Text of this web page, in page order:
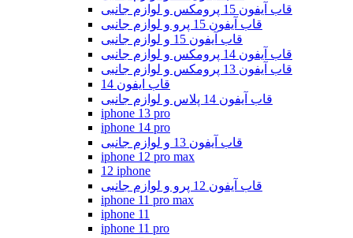
قاب آیفون 15 پرومکس و لوازم جانبی
قاب آیفون 15 پرو و لوازم جانبی
قاب آیفون 15 و لوازم جانبی
قاب آیفون 14 پرومکس و لوازم جانبی
قاب آیفون 13 پرومکس و لوازم جانبی
قاب ایفون 14
قاب آیفون 14 پلاس و لوازم جانبی
iphone 13 pro
iphone 14 pro
قاب آیفون 13 و لوازم جانبی
iphone 12 pro max
12 iphone
قاب آیفون 12 پرو و لوازم جانبی
iphone 11 pro max
iphone 11
iphone 11 pro